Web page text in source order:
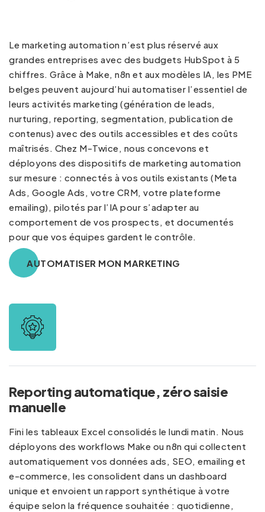
Le marketing automation n’est plus réservé aux
grandes entreprises avec des budgets HubSpot à 5
chiffres. Grâce à Make, n8n et aux modèles IA, les PME
belges peuvent aujourd’hui automatiser l’essentiel de
leurs activités marketing (génération de leads,
nurturing, reporting, segmentation, publication de
contenus) avec des outils accessibles et des coûts
maîtrisés. Chez M-Twice, nous concevons et
déployons des dispositifs de marketing automation
sur mesure : connectés à vos outils existants (Meta
Ads, Google Ads, votre CRM, votre plateforme
emailing), pilotés par l’IA pour s’adapter au
comportement de vos prospects, et documentés
pour que vos équipes gardent le contrôle.
AUTOMATISER MON MARKETING
Reporting automatique, zéro saisie
manuelle
Fini les tableaux Excel consolidés le lundi matin. Nous
déployons des workflows Make ou n8n qui collectent
automatiquement vos données ads, SEO, emailing et
e-commerce, les consolident dans un dashboard
unique et envoient un rapport synthétique à votre
équipe selon la fréquence souhaitée : quotidienne,